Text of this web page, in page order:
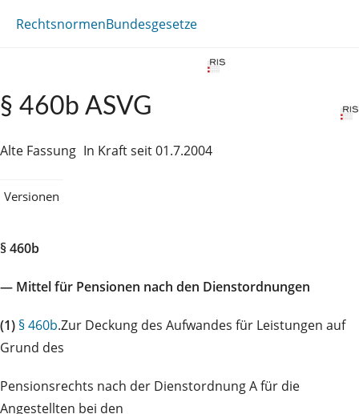
RechtsnormenBundesgesetze
§ 460b ASVG
Alte Fassung In Kraft seit 01.7.2004
Versionen
§ 460b
— Mittel für Pensionen nach den Dienstordnungen
(1) § 460b.Zur Deckung des Aufwandes für Leistungen auf
Grund des
Pensionsrechts nach der Dienstordnung A für die
Angestellten bei den